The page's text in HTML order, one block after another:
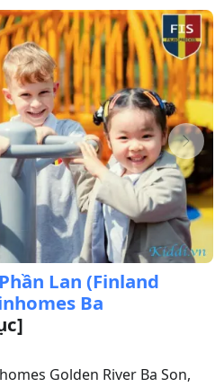
Lan (Finland
Ba
Golden River Ba Son,